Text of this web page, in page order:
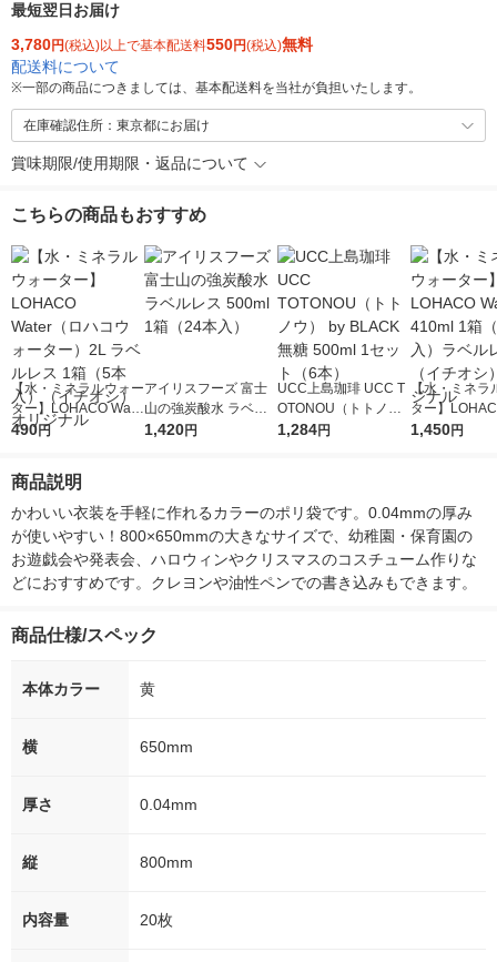
最短翌日お届け
3,780円(税込)以上で基本配送料550円(税込)無料
配送料について
※一部の商品につきましては、基本配送料を当社が負担いたします。
在庫確認住所：東京都にお届け
賞味期限/使用期限・返品について
こちらの商品もおすすめ
【水・ミネラルウォー
ター】LOHACO Wate
r（ロハコウォータ
シ） オリジナル
490円
アイリスフーズ 富士
山の強炭酸水 ラベル
レス 500ml 1箱（24
1,420円
UCC上島珈琲 UCC T
OTONOU（トトノ
ウ） by BLACK無糖 5
1,284円
【水・ミネラ
ター】
r 410ml 1箱（
1,450円
商品説明
かわいい衣装を手軽に作れるカラーのポリ袋です。0.04mmの厚み
が使いやすい！800×650mmの大きなサイズで、幼稚園・保育園の
お遊戯会や発表会、ハロウィンやクリスマスのコスチューム作りな
どにおすすめです。クレヨンや油性ペンでの書き込みもできます。
商品仕様/スペック
本体カラー 黄
横 650mm
厚さ 0.04mm
縦 800mm
内容量 20枚